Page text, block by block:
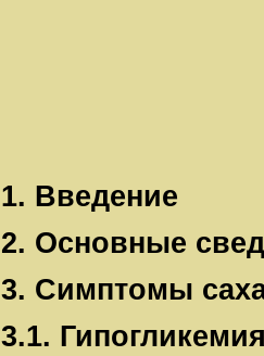
1. Введение
2. Основные
3. Симптомы
3.1.